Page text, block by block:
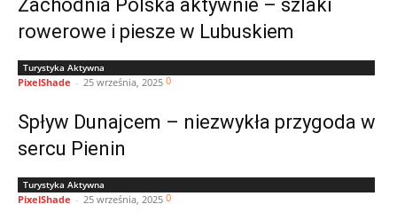
Zachodnia Polska aktywnie – szlaki
rowerowe i piesze w Lubuskiem
Turystyka Aktywna
PixelShade - 25 września, 2025 0
Spływ Dunajcem – niezwykła przygoda w
sercu Pienin
Turystyka Aktywna
PixelShade - 25 września, 2025 0